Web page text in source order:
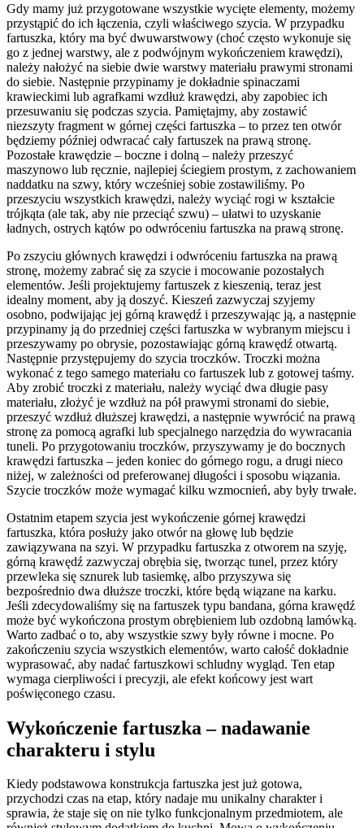
Gdy mamy już przygotowane wszystkie wycięte elementy, możemy
przystąpić do ich łączenia, czyli właściwego szycia. W przypadku
fartuszka, który ma być dwuwarstwowy (choć często wykonuje się
go z jednej warstwy, ale z podwójnym wykończeniem krawędzi),
należy nałożyć na siebie dwie warstwy materiału prawymi stronami
do siebie. Następnie przypinamy je dokładnie spinaczami
krawieckimi lub agrafkami wzdłuż krawędzi, aby zapobiec ich
przesuwaniu się podczas szycia. Pamiętajmy, aby zostawić
niezszyty fragment w górnej części fartuszka – to przez ten otwór
będziemy później odwracać cały fartuszek na prawą stronę.
Pozostałe krawędzie – boczne i dolną – należy przeszyć
maszynowo lub ręcznie, najlepiej ściegiem prostym, z zachowaniem
naddatku na szwy, który wcześniej sobie zostawiliśmy. Po
przeszyciu wszystkich krawędzi, należy wyciąć rogi w kształcie
trójkąta (ale tak, aby nie przeciąć szwu) – ułatwi to uzyskanie
ładnych, ostrych kątów po odwróceniu fartuszka na prawą stronę.
Po zszyciu głównych krawędzi i odwróceniu fartuszka na prawą
stronę, możemy zabrać się za szycie i mocowanie pozostałych
elementów. Jeśli projektujemy fartuszek z kieszenią, teraz jest
idealny moment, aby ją doszyć. Kieszeń zazwyczaj szyjemy
osobno, podwijając jej górną krawędź i przeszywając ją, a następnie
przypinamy ją do przedniej części fartuszka w wybranym miejscu i
przeszywamy po obrysie, pozostawiając górną krawędź otwartą.
Następnie przystępujemy do szycia troczków. Troczki można
wykonać z tego samego materiału co fartuszek lub z gotowej taśmy.
Aby zrobić troczki z materiału, należy wyciąć dwa długie pasy
materiału, złożyć je wzdłuż na pół prawymi stronami do siebie,
przeszyć wzdłuż dłuższej krawędzi, a następnie wywrócić na prawą
stronę za pomocą agrafki lub specjalnego narzędzia do wywracania
tuneli. Po przygotowaniu troczków, przyszywamy je do bocznych
krawędzi fartuszka – jeden koniec do górnego rogu, a drugi nieco
niżej, w zależności od preferowanej długości i sposobu wiązania.
Szycie troczków może wymagać kilku wzmocnień, aby były trwałe.
Ostatnim etapem szycia jest wykończenie górnej krawędzi
fartuszka, która posłuży jako otwór na głowę lub będzie
zawiązywana na szyi. W przypadku fartuszka z otworem na szyję,
górną krawędź zazwyczaj obrębia się, tworząc tunel, przez który
przewleka się sznurek lub tasiemkę, albo przyszywa się
bezpośrednio dwa dłuższe troczki, które będą wiązane na karku.
Jeśli zdecydowaliśmy się na fartuszek typu bandana, górna krawędź
może być wykończona prostym obrębieniem lub ozdobną lamówką.
Warto zadbać o to, aby wszystkie szwy były równe i mocne. Po
zakończeniu szycia wszystkich elementów, warto całość dokładnie
wyprasować, aby nadać fartuszkowi schludny wygląd. Ten etap
wymaga cierpliwości i precyzji, ale efekt końcowy jest wart
poświęconego czasu.
Wykończenie fartuszka – nadawanie
charakteru i stylu
Kiedy podstawowa konstrukcja fartuszka jest już gotowa,
przychodzi czas na etap, który nadaje mu unikalny charakter i
sprawia, że staje się on nie tylko funkcjonalnym przedmiotem, ale